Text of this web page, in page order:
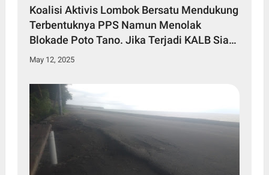
Koalisi Aktivis Lombok Bersatu Mendukung
Terbentuknya PPS Namun Menolak
Blokade Poto Tano. Jika Terjadi KALB Siap
Gelar Aksi Tandingan
May 12, 2025